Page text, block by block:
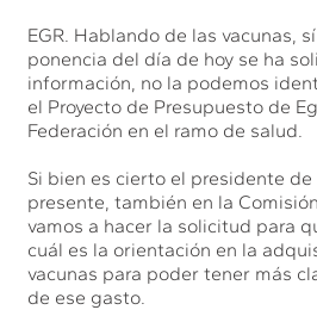
EGR. Hablando de las vacunas,
ponencia del día de hoy se ha
información, no la podemos
el Proyecto de Presupuesto de
Federación en el ramo de salud.
Si bien es cierto el presidente
presente, también en la
vamos a hacer la solicitud para
cuál es la orientación en la
vacunas para poder tener más
de ese gasto.